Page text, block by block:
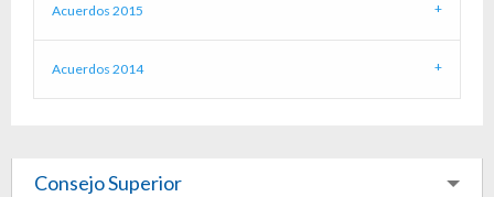
Acuerdos 2015
Acuerdos 2014
Consejo Superior